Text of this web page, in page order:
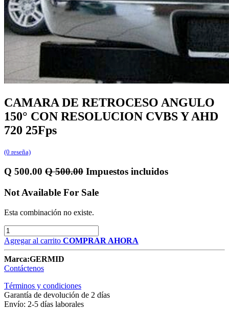
CAMARA DE RETROCESO ANGULO
150° CON RESOLUCION CVBS Y AHD
720 25Fps
(0 reseña)
Q 500.00 Q500.00 Impuestos incluidos
Not Available For Sale
Esta combinación no existe.
Agregar al carrito COMPRAR AHORA
Marca:GERMID
Contáctenos
Términos y condiciones
Garantía de devolución de 2 días
Envío: 2-5 días laborales